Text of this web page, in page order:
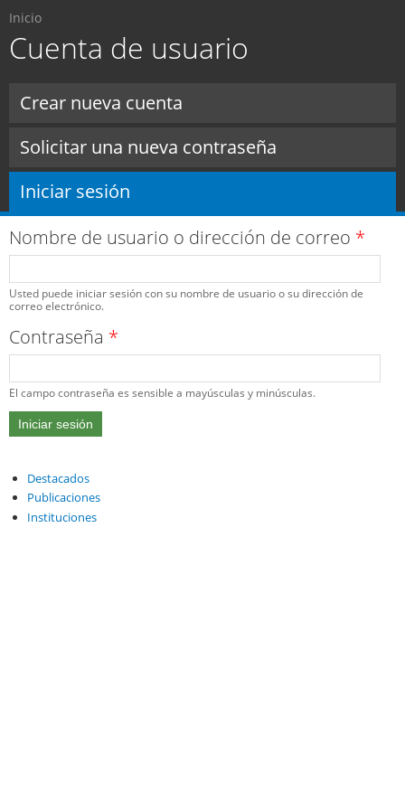
principal
Usted está aquí
Inicio
Cuenta de usuario
Crear nueva cuenta
Solicitar una nueva contraseña
Iniciar sesión
Nombre de usuario o dirección de correo *
Usted puede iniciar sesión con su nombre de usuario o su dirección de
correo electrónico.
Contraseña *
El campo contraseña es sensible a mayúsculas y minúsculas.
Destacados
Publicaciones
Instituciones